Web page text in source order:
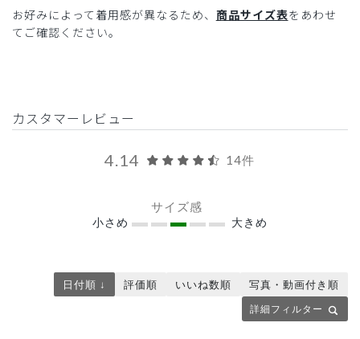
お好みによって着用感が異なるため、 商品サイズ表をあわせ
てご確認ください。
カスタマーレビュー
4.14 14件
サイズ感
小さめ 大きめ
詳細フィルター
日付順 ↓ 評価順 いいね数順 写真・動画付き順